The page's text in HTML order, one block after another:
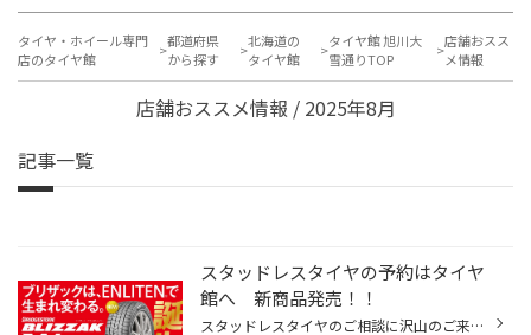
タイヤ・ホイール専門
店のタイヤ館
都道府県
から探す
北海道の
タイヤ館
タイヤ館 旭川大
雪通りTOP
店舗おスス
メ情報
店舗おススメ情報 / 2025年8月
記事一覧
スタッドレスタイヤの予約はタイヤ
館へ 新商品発売！！
スタッドレスタイヤのご相談に沢山のご来店いただいております。 ありがとうございます(^^♪ 一部商品に9月より値上がりが発表されておりますので、 ご相談が多くなっているのか思います。 お客様のご要望に沿ったタイヤをご提案いたします。 お気軽にご来店くださいね。 【【新登場】「BLIZZAK WZ-1...